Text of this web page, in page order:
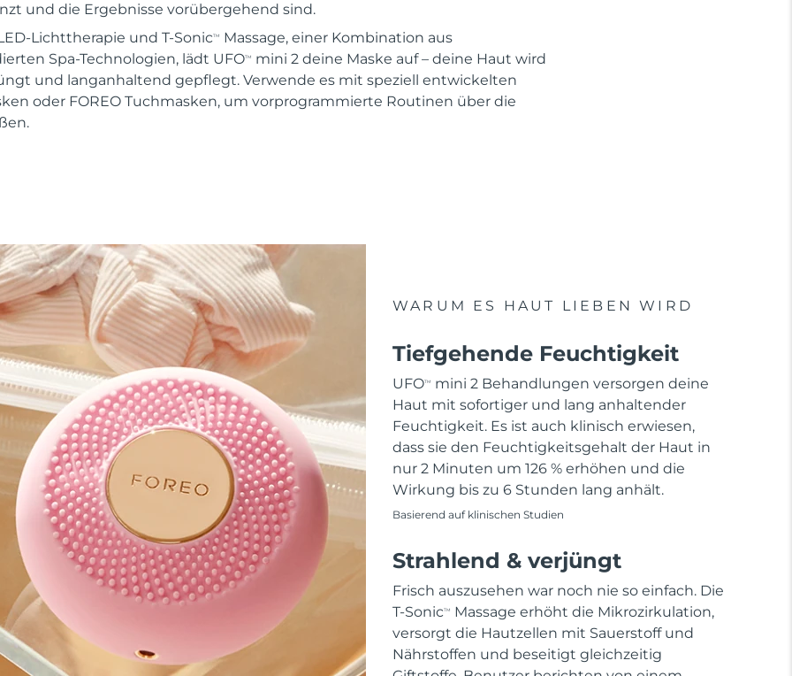
und die Ergebnisse vorübergehend sind.
Lichttherapie und T-SonicTM
Massage, einer Kombination aus
Spa-Technologien, lädt UFOTM
mini 2 deine Maske auf – deine Haut wird
und langanhaltend gepflegt. Verwende es mit speziell entwickelten
oder FOREO Tuchmasken, um vorprogrammierte Routinen über die
WARUM ES HAUT LIEBEN WIRD
Tiefgehende Feuchtigkeit
UFOTM
mini 2 Behandlungen versorgen deine
Haut mit sofortiger und lang anhaltender
Feuchtigkeit. Es ist auch klinisch erwiesen,
dass sie den Feuchtigkeitsgehalt der Haut in
nur 2 Minuten um 126 % erhöhen und die
Wirkung bis zu 6 Stunden lang anhält.
Basierend auf klinischen Studien
Strahlend & verjüngt
Frisch auszusehen war noch nie so einfach. Die
T-SonicTM
Massage erhöht die Mikrozirkulation,
versorgt die Hautzellen mit Sauerstoff und
Nährstoffen und beseitigt gleichzeitig